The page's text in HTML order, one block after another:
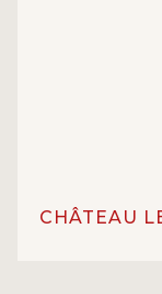
CHÂTEAU